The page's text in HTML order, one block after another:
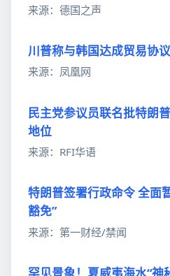
来源：德国之声
川普称与韩国达成贸易协
来源：凤凰网
民主党参议员联名批特朗
地位
来源：RFI华语
特朗普签署行政命令 全面
豁免”
来源：第一财经/禁闻